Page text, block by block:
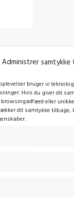
Administrer samtykke
bruger vi
Hvis du giver dit
eller
dit samtykke tilbage,